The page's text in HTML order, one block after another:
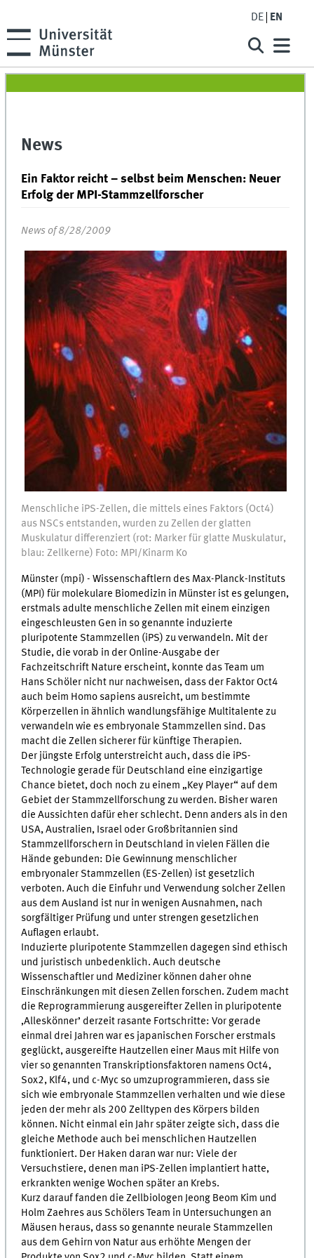
DE EN
News
Ein Faktor reicht – selbst beim Menschen: Neuer
Erfolg der MPI-Stammzellforscher
News of 8/28/2009
Menschliche iPS-Zellen, die mittels eines Faktors (Oct4)
aus NSCs entstanden, wurden zu Zellen der glatten
Muskulatur differenziert (rot: Marker für glatte Muskulatur,
blau: Zellkerne) Foto: MPI/Kinarm Ko
Münster (mpi) - Wissenschaftlern des Max-Planck-Instituts
(MPI) für molekulare Biomedizin in Münster ist es gelungen,
erstmals adulte menschliche Zellen mit einem einzigen
eingeschleusten Gen in so genannte induzierte
pluripotente Stammzellen (iPS) zu verwandeln. Mit der
Studie, die vorab in der Online-Ausgabe der
Fachzeitschrift Nature erscheint, konnte das Team um
Hans Schöler nicht nur nachweisen, dass der Faktor Oct4
auch beim Homo sapiens ausreicht, um bestimmte
Körperzellen in ähnlich wandlungsfähige Multitalente zu
verwandeln wie es embryonale Stammzellen sind. Das
macht die Zellen sicherer für künftige Therapien.
Der jüngste Erfolg unterstreicht auch, dass die iPS-
Technologie gerade für Deutschland eine einzigartige
Chance bietet, doch noch zu einem „Key Player“ auf dem
Gebiet der Stammzellforschung zu werden. Bisher waren
die Aussichten dafür eher schlecht. Denn anders als in den
USA, Australien, Israel oder Großbritannien sind
Stammzellforschern in Deutschland in vielen Fällen die
Hände gebunden: Die Gewinnung menschlicher
embryonaler Stammzellen (ES-Zellen) ist gesetzlich
verboten. Auch die Einfuhr und Verwendung solcher Zellen
aus dem Ausland ist nur in wenigen Ausnahmen, nach
sorgfältiger Prüfung und unter strengen gesetzlichen
Auflagen erlaubt.
Induzierte pluripotente Stammzellen dagegen sind ethisch
und juristisch unbedenklich. Auch deutsche
Wissenschaftler und Mediziner können daher ohne
Einschränkungen mit diesen Zellen forschen. Zudem macht
die Reprogrammierung ausgereifter Zellen in pluripotente
‚Alleskönner’ derzeit rasante Fortschritte: Vor gerade
einmal drei Jahren war es japanischen Forscher erstmals
geglückt, ausgereifte Hautzellen einer Maus mit Hilfe von
vier so genannten Transkriptionsfaktoren namens Oct4,
Sox2, Klf4, und c-Myc so umzuprogrammieren, dass sie
sich wie embryonale Stammzellen verhalten und wie diese
jeden der mehr als 200 Zelltypen des Körpers bilden
können. Nicht einmal ein Jahr später zeigte sich, dass die
gleiche Methode auch bei menschlichen Hautzellen
funktioniert. Der Haken daran war nur: Viele der
Versuchstiere, denen man iPS-Zellen implantiert hatte,
erkrankten wenige Wochen später an Krebs.
Kurz darauf fanden die Zellbiologen Jeong Beom Kim und
Holm Zaehres aus Schölers Team in Untersuchungen an
Mäusen heraus, dass so genannte neurale Stammzellen
aus dem Gehirn von Natur aus erhöhte Mengen der